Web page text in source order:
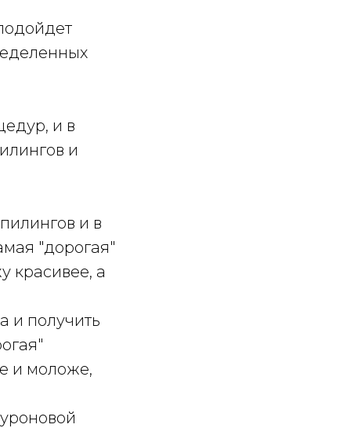
и в
и
и в
"дорогая"
красивее, а
и получить
и моложе,